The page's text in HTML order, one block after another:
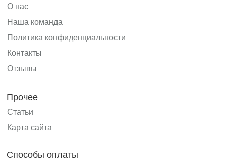
О нас
Наша команда
Политика конфиденциальности
Контакты
Отзывы
Прочее
Статьи
Карта сайта
Способы оплаты